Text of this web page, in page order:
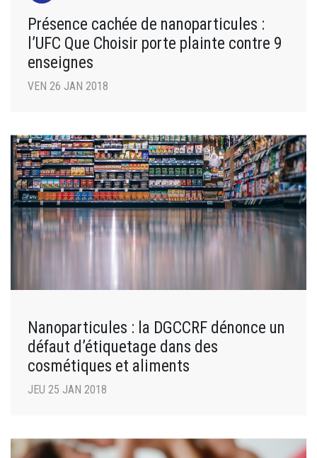
Présence cachée de nanoparticules :
l’UFC Que Choisir porte plainte contre 9
enseignes
VEN 26 JAN 2018
Nanoparticules : la DGCCRF dénonce un
défaut d’étiquetage dans des
cosmétiques et aliments
JEU 25 JAN 2018